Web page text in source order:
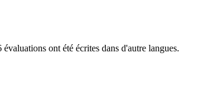
ont été écrites dans d'autre langues.